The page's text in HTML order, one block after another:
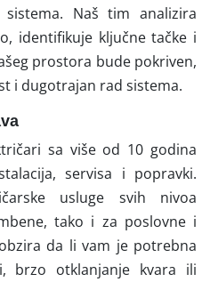
sistema. Naš tim analizira
identifikuje ključne tačke i
prostora bude pokriven,
i dugotrajan rad sistema.
sa više od 10 godina
servisa i popravki.
usluge svih nivoa
tako i za poslovne i
da li vam je potrebna
brzo otklanjanje kvara ili